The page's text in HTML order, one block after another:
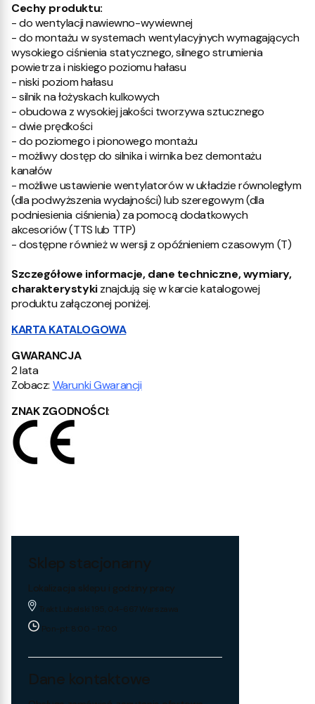
Cechy produktu:
- do wentylacji nawiewno-wywiewnej
- do montażu w systemach wentylacyjnych wymagających
wysokiego ciśnienia statycznego, silnego strumienia
powietrza i niskiego poziomu hałasu
- niski poziom hałasu
- silnik na łożyskach kulkowych
- obudowa z wysokiej jakości tworzywa sztucznego
- dwie prędkości
- do poziomego i pionowego montażu
- możliwy dostęp do silnika i wirnika bez demontażu
kanałów
- możliwe ustawienie wentylatorów w układzie równoległym
(dla podwyższenia wydajności) lub szeregowym (dla
podniesienia ciśnienia) za pomocą dodatkowych
akcesoriów (TTS lub TTP)
- dostępne również w wersji z opóźnieniem czasowym (T)
Szczegółowe informacje, dane techniczne, wymiary,
charakterystykiznajdują się w karcie katalogowej
produktu załączonej poniżej.
KARTA KATALOGOWA
GWARANCJA
2 lata
Zobacz: Warunki Gwarancji
ZNAK ZGODNOŚCI:
Sklep stacjonarny
Lokalizacja sklepu i godziny pracy
Trakt Lubelski 195, 04-667 Warszawa
Pon-pt: 8:00 - 17:00
Dane kontaktowe